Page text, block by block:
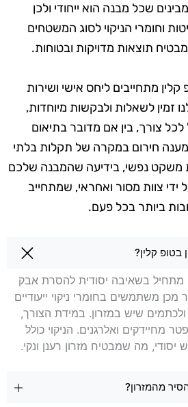
שכל מבנה הוא ייחודי ולכן
וחומרי הניקוי לסוג המשטחים
תוצאות מדויקות ובטוחות.
קלין מתחייבים ליחס אישי ושירות
זמין לשאלות ולבקשות מיוחדות,
לכל צורך, בין אם מדובר בתיאום
מענה חירום במקרה של תקלות בלתי
משקט נפשי, בידיעה שהמבנה שלכם
צוות מסור ואחראי, שמתחייב
ביותר בכל פעם.
מזרונים בכפר קאסם
בטופ קלין?
מתחיל בשאיבה יסודית להסרת אבק
משתמשים בחומרי ניקוי ייעודיים
שיש במזרון. במידת הצורך,
מחיידקים ואלרגנים. הניקוי כולל
יסודי, מה שמבטיח מזרון רענן ונקי.
מהמזרון?